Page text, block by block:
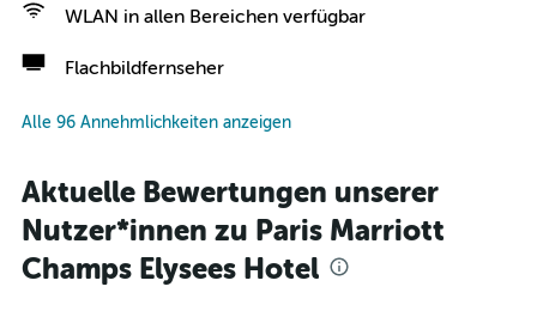
WLAN in allen Bereichen verfügbar
Flachbildfernseher
Alle 96 Annehmlichkeiten anzeigen
Aktuelle Bewertungen unserer
Nutzer*innen zu Paris Marriott
Champs Elysees Hotel